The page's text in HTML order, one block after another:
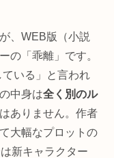
、WEB版（小説
の「乖離」です。
いる」と言われ
中身は全く別のル
ありません。作者
大幅なプロットの
新キャラクター